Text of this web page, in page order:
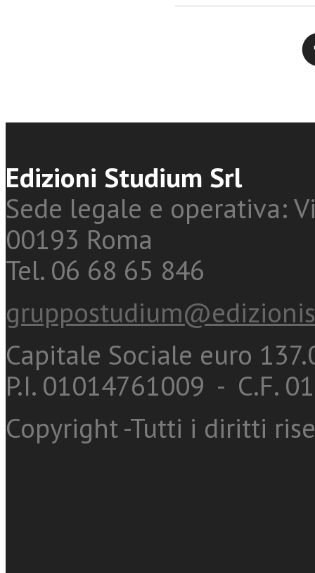
Edizioni Studium Srl
Sede legale e operativa:
00193 Roma
Tel. 06 68 65 846
Capitale Sociale euro
P.I. 01014761009 - C.F.
Copyright -Tutti i diritti